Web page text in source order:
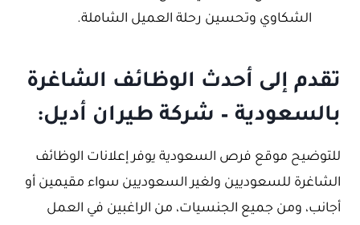
الشكاوي وتحسين رحلة العميل الشاملة.
تقدم إلى أحدث الوظائف الشاغرة
بالسعودية – شركة طيران أديل:
للتوضيح موقع فرص السعودية يوفر إعلانات الوظائف
الشاغرة للسعوديين ولغير السعوديين سواء مقيمين أو
أجانب، ومن جميع الجنسيات، من الراغبين في العمل